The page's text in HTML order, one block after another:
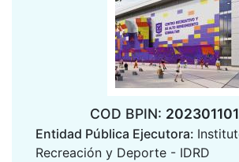
COD BPIN:
Entidad Pública Ejecutora:
Recreación y Deporte - IDRD